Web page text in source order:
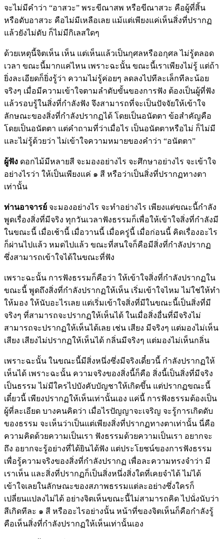
จะไม่มีคำว่า “อาสวะ” พระขีณาสพ หรือขีณาสวะ คือผู้ที่สิ้น
หรือดับอาสวะ คือไม่มีเหลือเลย แม้แต่เพียงแค่เห็นสิ่งที่ปรากฏ
แล้วยังไม่ดับ ก็ไม่มีกิเลสใดๆ
ด้วยเหตุนี้จิตเห็น เห็น แต่เห็นแล้วเป็นกุศลหรืออกุศล ไม่รู้ตลอด
เวลา ขณะนี้มากแค่ไหน เพราะฉะนั้น ขณะนี้เราเพียงไม่รู้ แต่ถ้า
ยิ่งละเอียดก็ยิ่งรู้ว่า ความไม่รู้ค่อยๆ ลดลงไปทีละเล็กทีละน้อย
จริงๆ เมื่อมีความเข้าใจตามลำดับขั้นของการฟัง ต้องเป็นผู้ที่ฟัง
แล้วรอบรู้ในสิ่งที่กำลังฟัง จึงสามารถที่จะเป็นปัจจัยให้เข้าใจ
ลักษณะของสิ่งที่กำลังปรากฏได้ โดยเป็นอนัตตา ข้อสำคัญคือ
โดยเป็นอนัตตา แต่คำถามที่ว่าเมื่อไร เป็นอนัตตาหรือไม่ ก็ไม่มี
และไม่รู้ด้วยว่า ไม่เข้าใจความหมายของคำว่า “อนัตตา”
ผู้ฟัง ดอกไม้มีหลายสี จะมองอย่างไร จะศึกษาอย่างไร จะเข้าใจ
อย่างไรว่า ให้เป็นเพียงแค่ ๑ สี หรือว่าเป็นสิ่งที่ปรากฏทางตา
เท่านั้น
ท่านอาจารย์ จะมองอย่างไร จะทำอย่างไร เพียงแต่ขณะนี้กำลัง
พูดเรื่องสิ่งที่มีจริง ทุกวันเวลาฟังธรรมก็เพื่อให้เข้าใจสิ่งที่กำลังมี
ในขณะนี้ เมื่อเช้านี้ เมื่อวานนี้ เมื่อครู่นี้ เมื่อก่อนนี้ คิดเรื่องอะไร
ก็ผ่านไปแล้ว หมดไปแล้ว ขณะที่สนใจก็คือมีสิ่งที่กำลังปรากฏ
ซึ่งสามารถเข้าใจได้ในขณะที่ฟัง
เพราะฉะนั้น การฟังธรรมก็คือว่า ให้เข้าใจสิ่งที่กำลังปรากฏใน
ขณะนี้ พูดถึงสิ่งที่กำลังปรากฏให้เห็น เริ่มเข้าใจไหม ไม่ใช่ให้ทำ
ให้มอง ให้นับอะไรเลย แต่เริ่มเข้าใจสิ่งที่มีในขณะนี้เป็นสิ่งที่มี
จริงๆ ที่สามารถจะปรากฏให้เห็นได้ ในเมื่อสิ่งอื่นที่มีจริงไม่
สามารถจะปรากฏให้เห็นได้เลย เช่น เสียง มีจริงๆ แต่มองไม่เห็น
เสียง เสียงไม่ปรากฏให้เห็นได้ กลิ่นมีจริงๆ แต่มองไม่เห็นกลิ่น
เพราะฉะนั้น ในขณะนี้มีสิ่งหนึ่งซึ่งมีจริงเดี๋ยวนี้ กำลังปรากฏให้
เห็นได้ เพราะฉะนั้น ความจริงของสิ่งนี้ก็คือ สิ่งนี้เป็นสิ่งที่มีจริง
เป็นธรรม ไม่มีใครไปบังคับบัญชาให้เกิดขึ้น แต่ปรากฏขณะนี้
เดี๋ยวนี้ เพียงปรากฏให้เห็นเท่านั้นเอง แค่นี้ การฟังธรรมต้องเป็น
ผู้ที่ละเอียด บางคนคิดว่า เมื่อไรปัญญาจะเจริญ จะรู้การเกิดดับ
ของธรรม จะเห็นว่าเป็นแต่เพียงสิ่งที่ปรากฏทางตาเท่านั้น นี่คือ
ความคิดด้วยความเป็นเรา ฟังธรรมด้วยความเป็นเรา อยากจะ
ถึง อยากจะรู้อย่างที่ได้ยินได้ฟัง แต่ประโยชน์ของการฟังธรรม
เพื่อรู้ความจริงของสิ่งที่กำลังปรากฏ เพื่อละความทรงจำว่า มี
เราเห็น และสิ่งที่ปรากฏก็เป็นสิ่งหนึ่งสิ่งใดที่เคยจำได้ ไม่ได้
เข้าใจเลยในลักษณะของสภาพธรรมแต่ละอย่างซึ่งใครก็
เปลี่ยนแปลงไม่ได้ อย่างจิตเห็นขณะนี้ไม่สามารถคิด ไปนั่งนับว่า
สีเกิดทีละ ๑ สี หรืออะไรอย่างนั้น หน้าที่ของจิตเห็นก็คือกำลังรู้
คือเห็นสิ่งที่กำลังปรากฏให้เห็นเท่านั้นเอง